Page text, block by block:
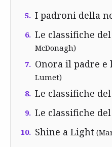
5. I padroni della
6. Le classifiche del
McDonagh)
7. Onora il padre e
Lumet)
8. Le classifiche del
9. Le classifiche del
10. Shine a Light